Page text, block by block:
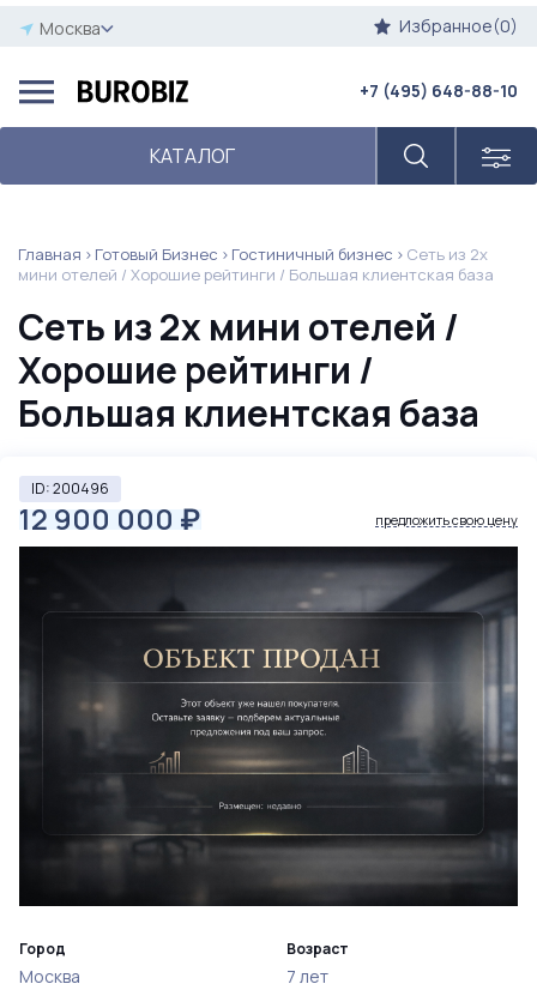
Москва Избранное(0)
КАТАЛОГ
+7 (495) 648-88-10
Главная Готовый Бизнес Гостиничный бизнес
Сеть из 2х
мини отелей / Хорошие рейтинги / Большая клиентская база
Сеть из 2х мини отелей /
Хорошие рейтинги /
Большая клиентская база
ID: 200496
12 900 000 ₽ предложить свою цену
Город
Москва
Возраст
7 лет